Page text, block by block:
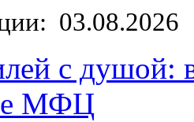
03.08.2026
с душой:
МФЦ